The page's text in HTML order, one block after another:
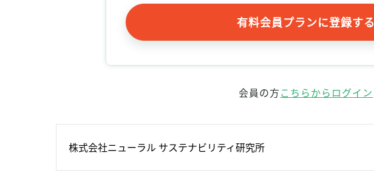
有料会員プランに登録する
会員の方こちらからログイン
株式会社ニューラル サステナビリティ研究所